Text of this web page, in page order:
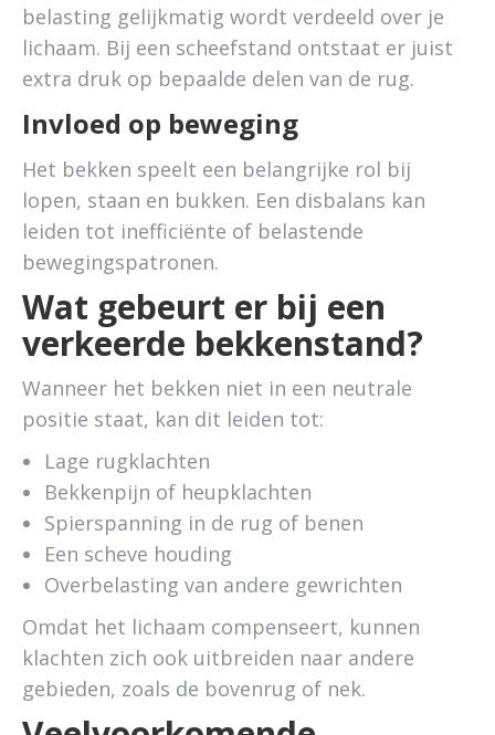
belasting gelijkmatig wordt verdeeld over je
lichaam. Bij een scheefstand ontstaat er juist
extra druk op bepaalde delen van de rug.
Invloed op beweging
Het bekken speelt een belangrijke rol bij
lopen, staan en bukken. Een disbalans kan
leiden tot inefficiënte of belastende
bewegingspatronen.
Wat gebeurt er bij een
verkeerde bekkenstand?
Wanneer het bekken niet in een neutrale
positie staat, kan dit leiden tot:
Lage rugklachten
Bekkenpijn of heupklachten
Spierspanning in de rug of benen
Een scheve houding
Overbelasting van andere gewrichten
Omdat het lichaam compenseert, kunnen
klachten zich ook uitbreiden naar andere
gebieden, zoals de bovenrug of nek.